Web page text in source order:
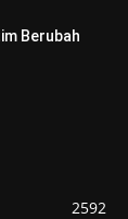
Berubah
2592